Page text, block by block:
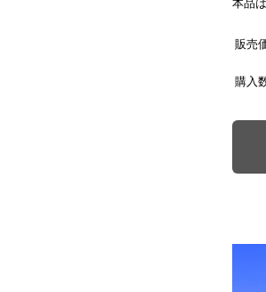
本品
販売
購入